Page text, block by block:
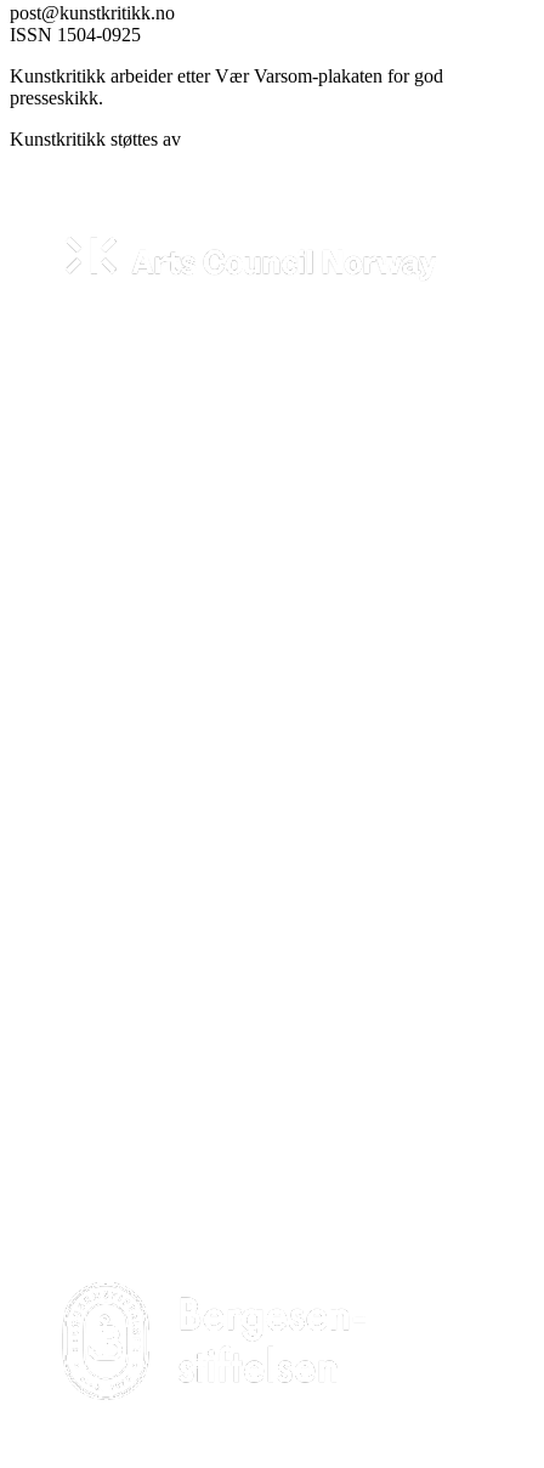
post@kunstkritikk.no
ISSN 1504-0925
Kunstkritikk arbeider etter Vær Varsom-plakaten for god
presseskikk.
Kunstkritikk støttes av